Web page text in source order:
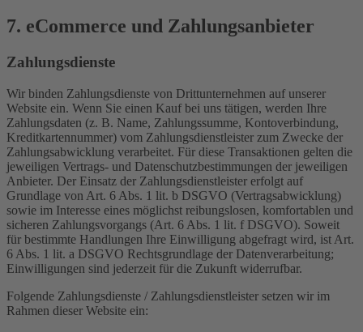
7. eCommerce und Zahlungs­anbieter
Zahlungsdienste
Wir binden Zahlungsdienste von Drittunternehmen auf unserer
Website ein. Wenn Sie einen Kauf bei uns tätigen, werden Ihre
Zahlungsdaten (z. B. Name, Zahlungssumme, Kontoverbindung,
Kreditkartennummer) vom Zahlungsdienstleister zum Zwecke der
Zahlungsabwicklung verarbeitet. Für diese Transaktionen gelten die
jeweiligen Vertrags- und Datenschutzbestimmungen der jeweiligen
Anbieter. Der Einsatz der Zahlungsdienstleister erfolgt auf
Grundlage von Art. 6 Abs. 1 lit. b DSGVO (Vertragsabwicklung)
sowie im Interesse eines möglichst reibungslosen, komfortablen und
sicheren Zahlungsvorgangs (Art. 6 Abs. 1 lit. f DSGVO). Soweit
für bestimmte Handlungen Ihre Einwilligung abgefragt wird, ist Art.
6 Abs. 1 lit. a DSGVO Rechtsgrundlage der Datenverarbeitung;
Einwilligungen sind jederzeit für die Zukunft widerrufbar.
Folgende Zahlungsdienste / Zahlungsdienstleister setzen wir im
Rahmen dieser Website ein: